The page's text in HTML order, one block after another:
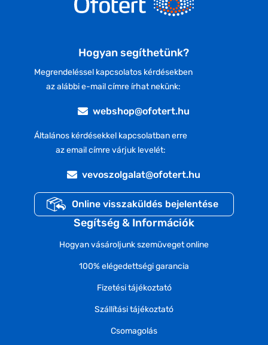
Hogyan segíthetünk?
Megrendeléssel kapcsolatos kérdésekben
az alábbi e-mail címre írhat nekünk:
webshop@ofotert.hu
Általános kérdésekkel kapcsolatban erre
az email címre várjuk levelét:
vevoszolgalat@ofotert.hu
Online visszaküldés bejelentése
Segítség & Információk
Hogyan vásároljunk szemüveget online
100% elégedettségi garancia
Fizetési tájékoztató
Szállítási tájékoztató
Csomagolás